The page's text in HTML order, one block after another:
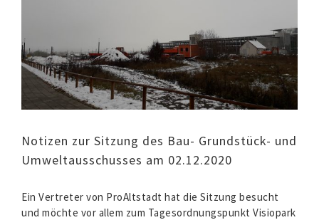
Notizen zur Sitzung des Bau- Grundstück- und
Umweltausschusses am 02.12.2020
Ein Vertreter von ProAltstadt hat die Sitzung besucht
und möchte vor allem zum Tagesordnungspunkt Visiopark